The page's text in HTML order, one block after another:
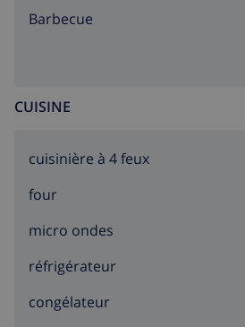
barbecue
CUISINE
cuisinière à 4 feux
four
micro ondes
réfrigérateur
congélateur